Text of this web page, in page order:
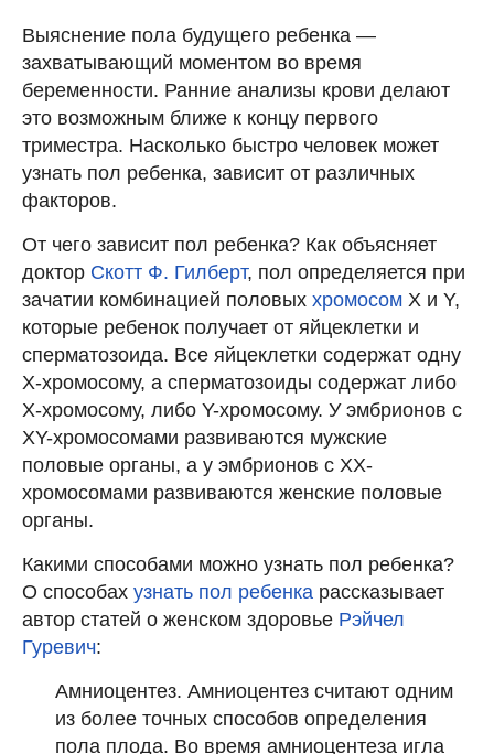
Выяснение пола будущего ребенка —
захватывающий моментом во время
беременности. Ранние анализы крови делают
это возможным ближе к концу первого
триместра. Насколько быстро человек может
узнать пол ребенка, зависит от различных
факторов.
От чего зависит пол ребенка? Как объясняет
доктор Скотт Ф. Гилберт, пол определяется при
зачатии комбинацией половых хромосом X и Y,
которые ребенок получает от яйцеклетки и
сперматозоида. Все яйцеклетки содержат одну
Х-хромосому, а сперматозоиды содержат либо
Х-хромосому, либо Y-хромосому. У эмбрионов с
XY-хромосомами развиваются мужские
половые органы, а у эмбрионов с XX-
хромосомами развиваются женские половые
органы.
Какими способами можно узнать пол ребенка?
О способах узнать пол ребенка рассказывает
автор статей о женском здоровье Рэйчел
Гуревич:
Амниоцентез. Амниоцентез считают одним
из более точных способов определения
пола плода. Во время амниоцентеза игла